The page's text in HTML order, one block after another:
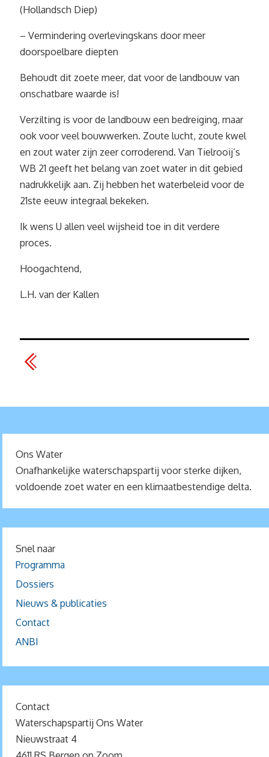
(Hollandsch Diep)
– Vermindering overlevingskans door meer
doorspoelbare diepten
Behoudt dit zoete meer, dat voor de landbouw van
onschatbare waarde is!
Verzilting is voor de landbouw een bedreiging, maar
ook voor veel bouwwerken. Zoute lucht, zoute kwel
en zout water zijn zeer corroderend. Van Tielrooij’s
WB 21 geeft het belang van zoet water in dit gebied
nadrukkelijk aan. Zij hebben het waterbeleid voor de
21ste eeuw integraal bekeken.
Ik wens U allen veel wijsheid toe in dit verdere
proces.
Hoogachtend,
L.H. van der Kallen
Ons Water
Onafhankelijke waterschapspartij voor sterke dijken,
voldoende zoet water en een klimaatbestendige delta.
Snel naar
Programma
Dossiers
Nieuws & publicaties
Contact
ANBI
Contact
Waterschapspartij Ons Water
Nieuwstraat 4